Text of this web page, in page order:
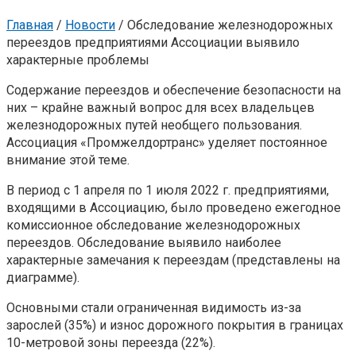
Главная / Новости / Обследование железнодорожных
переездов предприятиями Ассоциации выявило
характерные проблемы
Содержание переездов и обеспечение безопасности на
них – крайне важный вопрос для всех владельцев
железнодорожных путей необщего пользования.
Ассоциация «Промжелдортранс» уделяет постоянное
внимание этой теме.
В период с 1 апреля по 1 июля 2022 г. предприятиями,
входящими в Ассоциацию, было проведено ежегодное
комиссионное обследование железнодорожных
переездов. Обследование выявило наиболее
характерные замечания к переездам (представлены на
диаграмме).
Основными стали ограниченная видимость из-за
зарослей (35%) и износ дорожного покрытия в границах
10-метровой зоны переезда (22%).